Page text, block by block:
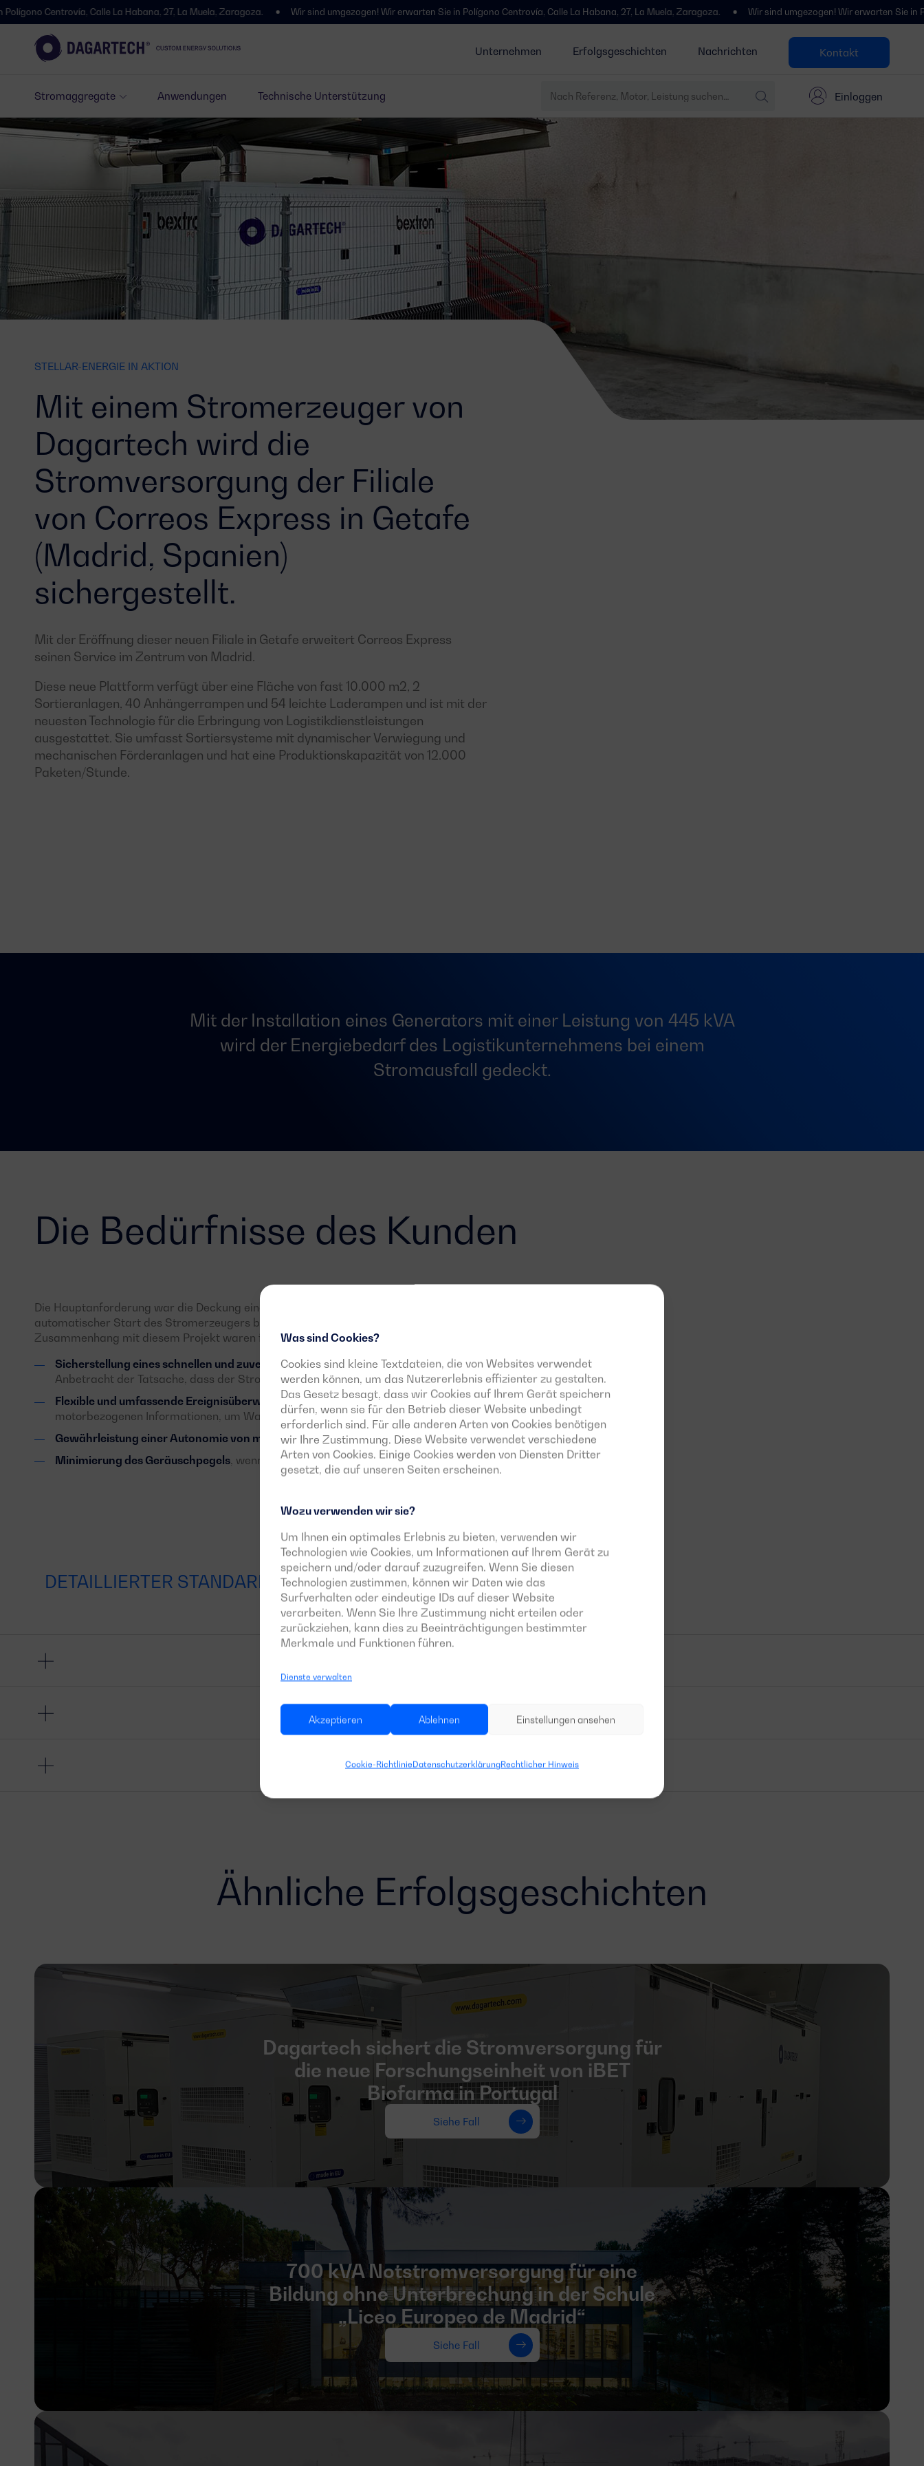
Was sind Cookies?
Cookies sind kleine Textdateien, die von Websites verwendet
werden können, um das Nutzererlebnis effizienter zu gestalten.
Das Gesetz besagt, dass wir Cookies auf Ihrem Gerät speichern
dürfen, wenn sie für den Betrieb dieser Website unbedingt
erforderlich sind. Für alle anderen Arten von Cookies benötigen
wir Ihre Zustimmung. Diese Website verwendet verschiedene
Arten von Cookies. Einige Cookies werden von Diensten Dritter
gesetzt, die auf unseren Seiten erscheinen.
Wozu verwenden wir sie?
Um Ihnen ein optimales Erlebnis zu bieten, verwenden wir
Technologien wie Cookies, um Informationen auf Ihrem Gerät zu
speichern und/oder darauf zuzugreifen. Wenn Sie diesen
Technologien zustimmen, können wir Daten wie das
Surfverhalten oder eindeutige IDs auf dieser Website
verarbeiten. Wenn Sie Ihre Zustimmung nicht erteilen oder
zurückziehen, kann dies zu Beeinträchtigungen bestimmter
Merkmale und Funktionen führen.
Dienste verwalten
Akzeptieren Ablehnen Einstellungen ansehen
Cookie-RichtlinieDatenschutzerklärungRechtlicher Hinweis
Unternehmen Erfolgsgeschichten Nachrichten Kontakt
Stromaggregate Anwendungen Technische Unterstützung Einloggen
Calle La Habana, 27, La Muela, Zaragoza. Wir sind umgezogen! Wir erwarten Sie in Polígono Centrovía, Calle La Habana, 27, La Muela, Zaragoza. Wir sind umgezogen! Wir erwarten Sie in Polígono
STELLAR-ENERGIE IN AKTION
Mit einem Stromerzeuger von
Dagartech wird die
Stromversorgung der Filiale
von Correos Express in Getafe
(Madrid, Spanien)
sichergestellt.
Mit der Eröffnung dieser neuen Filiale in Getafe erweitert Correos Express
seinen Service im Zentrum von Madrid.
Diese neue Plattform verfügt über eine Fläche von fast 10.000 m2, 2
Sortieranlagen, 40 Anhängerrampen und 54 leichte Laderampen und ist mit der
neuesten Technologie für die Erbringung von Logistikdienstleistungen
ausgestattet. Sie umfasst Sortiersysteme mit dynamischer Verwiegung und
mechanischen Förderanlagen und hat eine Produktionskapazität von 12.000
Paketen/Stunde.
Mit der Installation eines Generators mit einer Leistung von 445 kVA
wird der Energiebedarf des Logistikunternehmens bei einem
Stromausfall gedeckt.
Die Bedürfnisse des Kunden
Die Hauptanforderung war die Deckung eines Leistungsbedarfs von 450 kVA und ein
automatischer Start des Stromerzeugers bei einem Stromausfall. Weitere Anforderungen im
Zusammenhang mit diesem Projekt waren folgende:
Sicherstellung eines schnellen und zuverlässigen Anlaufs der Anlage in Notfällenin
Anbetracht der Tatsache, dass der Stromerzeuger im Freien installiert werden soll.
Flexible und umfassende Ereignisüberwachungsowie eine umfassende Anzeige von
motorbezogenen Informationen, um Wartungs- oder Reparaturarbeiten zu erleichtern.
Gewährleistung einer Autonomie von mehr als 8 Stunden(im Betrieb bei 100 % Ladung).
Minimierung des Geräuschpegels, wenn die Anlage in Betrieb ist.
DETAILLIERTER STANDARDLIEFERUMFANG
Steuertafel
Weitere Ausstattung
Ähnliche Erfolgsgeschichten
Dagartech sichert die Stromversorgung für
die neue Forschungseinheit von iBET
Biofarma in Portugal
Siehe Fall
700 kVA Notstromversorgung für eine
Bildung ohne Unterbrechung in der Schule
„Liceo Europeo de Madrid“
Siehe Fall